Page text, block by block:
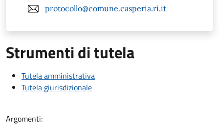
protocollo@comune.casperia.ri.it
Strumenti di tutela
Tutela amministrativa
Tutela giurisdizionale
Argomenti: